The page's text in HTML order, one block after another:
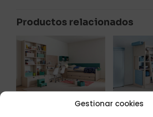
Gestionar cookies
para dormitorios juveniles”
Tu dirección de correo electrónico no
campos obligatorios están marcados con
Tu puntuación*
1 de 5 2 de 5 3 de 5 4 de
Productos relacionados
Dormitorio compartido
Litera